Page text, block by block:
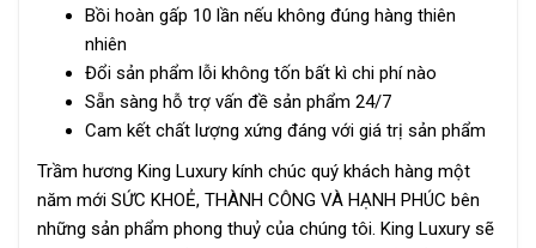
Bồi hoàn gấp 10 lần nếu không đúng hàng thiên
nhiên
Đổi sản phẩm lỗi không tốn bất kì chi phí nào
Sẵn sàng hỗ trợ vấn đề sản phẩm 24/7
Cam kết chất lượng xứng đáng với giá trị sản phẩm
Trầm hương King Luxury kính chúc quý khách hàng một
năm mới SỨC KHOẺ, THÀNH CÔNG VÀ HẠNH PHÚC bên
những sản phẩm phong thuỷ của chúng tôi. King Luxury sẽ